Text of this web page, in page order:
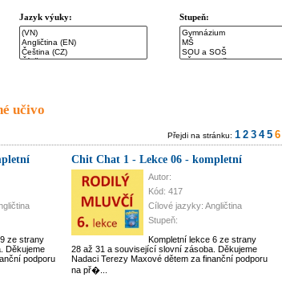
Jazyk výuky: Stupeň:
učivo
Přejdi na stránku: 1 2 3 4 5 6
ze strany
Děkujeme
podporu
Chit Chat 1 - Lekce 06 - kompletní
Autor:
Kód: 417
Cílové jazyky: Angličtina
Stupeň:
Kompletní lekce 6 ze strany
28 až 31 a související slovní zásoba. Děkujeme
Nadaci Terezy Maxové dětem za finanční podporu
na př�...